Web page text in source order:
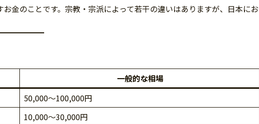
金のことです。宗教・宗派によって若干の違いはありますが、日本にお
一般的な相場
50,000～100,000円
10,000～30,000円